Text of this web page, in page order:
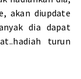
akan diupdate
dia dapat
turun